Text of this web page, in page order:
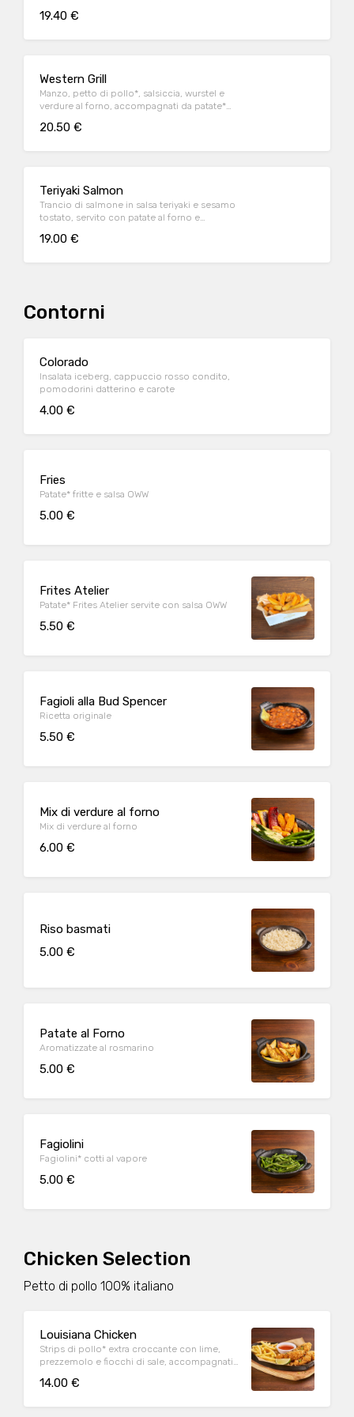
19.40 €
Western Grill
Manzo, petto di pollo*, salsiccia, wurstel e
verdure al forno, accompagnati da patate*
20.50 €
Teriyaki Salmon
Trancio di salmone in salsa teriyaki e sesamo
tostato, servito con patate al forno e
19.00 €
Contorni
Colorado
Insalata iceberg, cappuccio rosso condito,
pomodorini datterino e carote
4.00 €
Fries
Patate* fritte e salsa OWW
5.00 €
Frites Atelier
Patate* Frites Atelier servite con salsa OWW
5.50 €
Fagioli alla Bud Spencer
Ricetta originale
5.50 €
Mix di verdure al forno
Mix di verdure al forno
6.00 €
Riso basmati
5.00 €
Patate al Forno
Aromatizzate al rosmarino
5.00 €
Fagiolini
Fagiolini* cotti al vapore
5.00 €
Chicken Selection
Petto di pollo 100% italiano
Louisiana Chicken
Strips di pollo* extra croccante con lime,
prezzemolo e fiocchi di sale, accompagnati
14.00 €